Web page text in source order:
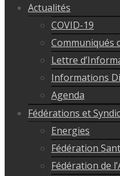
Actualités
COVID-19
Communiqués
Lettre
Informations
Agenda
Fédérations et
Energies
Fédération
Fédération de